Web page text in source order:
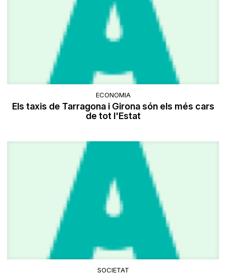
ECONOMIA
Els taxis de Tarragona i Girona són els més cars
de tot l'Estat
SOCIETAT